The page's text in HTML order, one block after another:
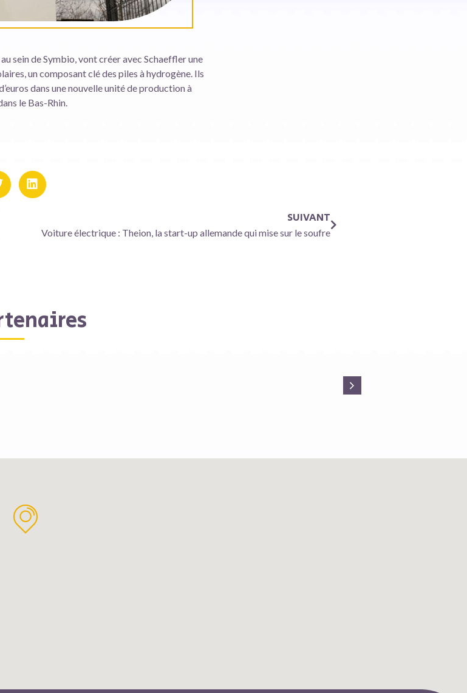
sein de Symbio, vont créer avec Schaeffler une
un composant clé des piles à hydrogène. Ils
dans une nouvelle unité de production à
le Bas-Rhin.
SUIVANT
Voiture électrique : Theion, la start-up allemande qui mise sur le soufre